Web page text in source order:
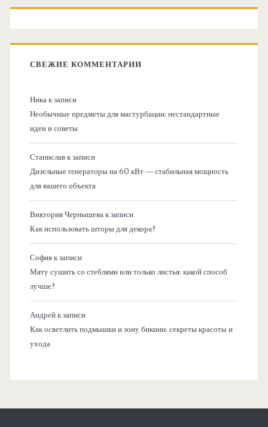
СВЕЖИЕ КОММЕНТАРИИ
Никак записи
Необычные предметы для мастурбации: нестандартные
идеи и советы
Станиславк записи
Дизельные генераторы на 60 кВт — стабильная мощность
для вашего объекта
Виктория Чернышевак записи
Как использовать шторы для декора?
Софияк записи
Мяту сушить со стеблями или только листья: какой способ
лучше?
Андрейк записи
Как осветлить подмышки и зону бикини: секреты красоты и
ухода